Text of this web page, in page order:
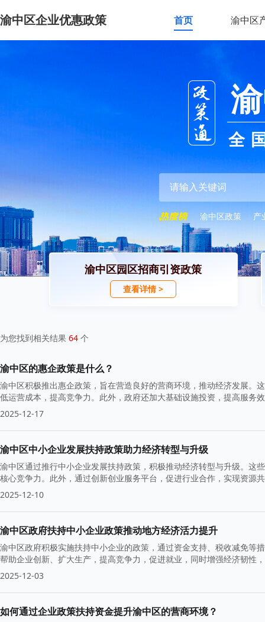
渝中区企业优惠政策 首页 渝中区
全
渝中区政策 产
渝中区园区招商引资政策
查看详情 >
为您找到相关结果 64 个
渝中区的惠企政策是什么？
渝中区积极推出惠企政策，旨在营造良好的营商环境，推动经济发展。
低运营成本，提高竞争力。此外，政府还加大基础设施投资，提高服务
2025-12-17
渝中区中小企业发展扶持政策助力经济转型与升级
渝中区通过推行中小企业发展扶持政策，积极推动经济转型与升级。这
核心竞争力。此外，通过创新创业服务平台，促进行业合作，实现资源
2025-12-10
渝中区政府扶持中小企业政策推动地方经济活力提升
渝中区政府积极实施扶持中小企业的政策，通过资金支持、税收减免等
帮助企业创新、扩大生产，提高竞争力，促进就业，同时增强经济韧性
2025-12-03
如何通过企业政策扶持资金提升渝中区的营商环境？